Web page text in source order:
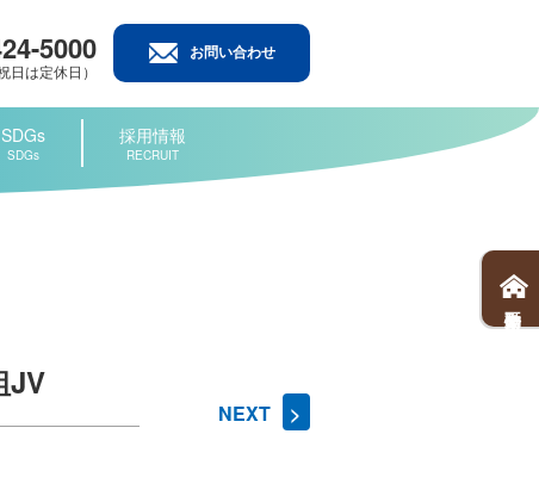
5000
日は定休日）
お問い合わせ
SDGs
SDGs
採用情報
RECRUIT
JV
NEXT